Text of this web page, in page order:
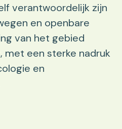
verantwoordelijk zijn
en openbare
van het gebied
met een sterke nadruk
en